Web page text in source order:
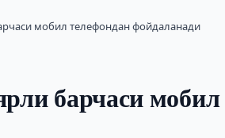
мобил телефондан фойдаланади
барчаси